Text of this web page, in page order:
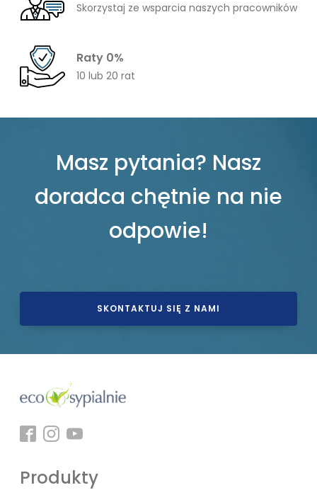
Skorzystaj ze wsparcia naszych pracowników
Raty 0%
10 lub 20 rat
Masz pytania? Nasz
doradca chętnie na nie
odpowie!
SKONTAKTUJ SIĘ Z NAMI
Produkty